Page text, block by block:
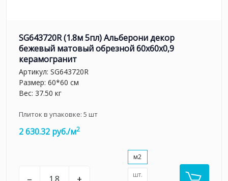
SG643720R (1.8м 5пл) Альберони декор
бежевый матовый обрезной 60x60x0,9
керамогранит
Артикул: SG643720R
Размер: 60*60 см
Вес: 37.50 кг
Плиток в упаковке: 5 шт
2 630.32 руб./м2
м2
шт.